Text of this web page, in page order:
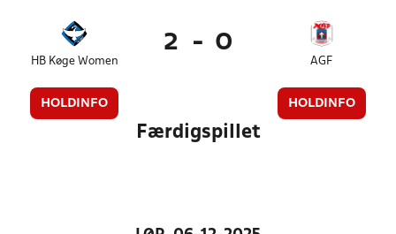
HB Køge Women
HOLDINFO
2 - 0
AGF
HOLDINFO
Færdigspillet